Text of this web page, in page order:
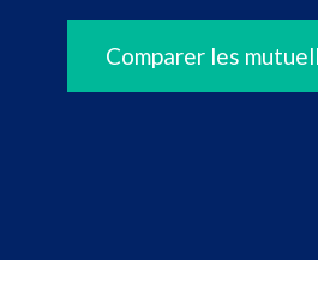
Comparer les